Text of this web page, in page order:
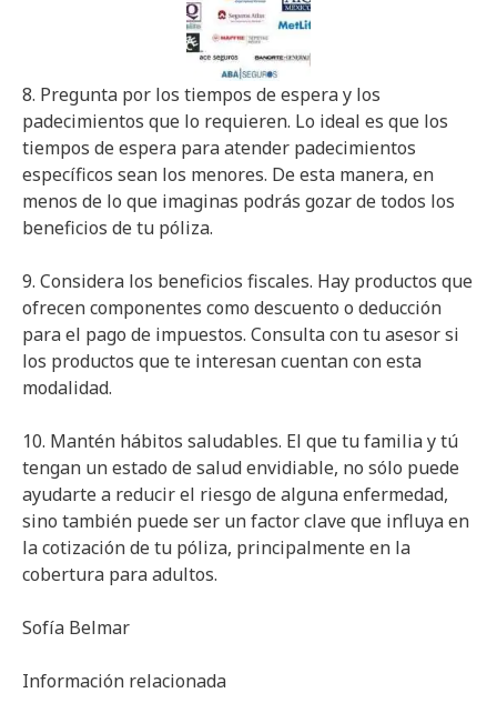
8. Pregunta por los tiempos de espera y los
padecimientos que lo requieren. Lo ideal es que los
tiempos de espera para atender padecimientos
específicos sean los menores. De esta manera, en
menos de lo que imaginas podrás gozar de todos los
beneficios de tu póliza.
9. Considera los beneficios fiscales. Hay productos que
ofrecen componentes como descuento o deducción
para el pago de impuestos. Consulta con tu asesor si
los productos que te interesan cuentan con esta
modalidad.
10. Mantén hábitos saludables. El que tu familia y tú
tengan un estado de salud envidiable, no sólo puede
ayudarte a reducir el riesgo de alguna enfermedad,
sino también puede ser un factor clave que influya en
la cotización de tu póliza, principalmente en la
cobertura para adultos.
Sofía Belmar
Información relacionada